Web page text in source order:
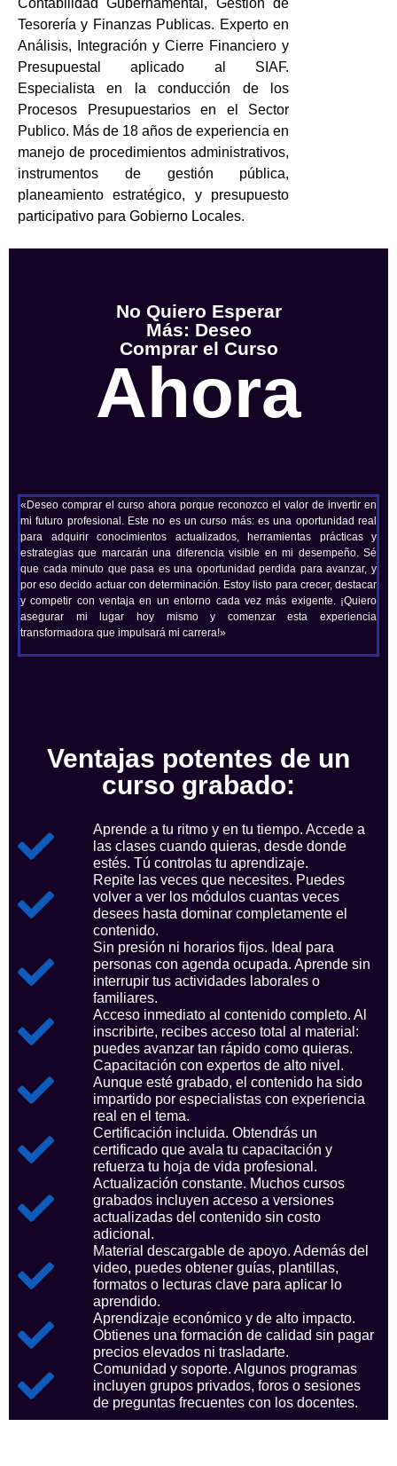
Tesorería y Finanzas Publicas. Experto en
Análisis, Integración y Cierre Financiero y
Presupuestal aplicado al SIAF.
Especialista en la conducción de los
Procesos Presupuestarios en el Sector
Publico. Más de 18 años de experiencia en
manejo de procedimientos administrativos,
instrumentos de gestión pública,
planeamiento estratégico, y presupuesto
participativo para Gobierno Locales.
No Quiero Esperar
Más: Deseo
Comprar el Curso
Ahora
«Deseo comprar el curso ahora porque reconozco el valor de invertir en
mi futuro profesional. Este no es un curso más: es una oportunidad real
para adquirir conocimientos actualizados, herramientas prácticas y
estrategias que marcarán una diferencia visible en mi desempeño. Sé
que cada minuto que pasa es una oportunidad perdida para avanzar, y
por eso decido actuar con determinación. Estoy listo para crecer, destacar
y competir con ventaja en un entorno cada vez más exigente. ¡Quiero
asegurar mi lugar hoy mismo y comenzar esta experiencia
transformadora que impulsará mi carrera!»
Ventajas potentes de un
curso grabado:
Aprende a tu ritmo y en tu tiempo. Accede a
las clases cuando quieras, desde donde
estés. Tú controlas tu aprendizaje.
Repite las veces que necesites. Puedes
volver a ver los módulos cuantas veces
desees hasta dominar completamente el
contenido.
Sin presión ni horarios fijos. Ideal para
personas con agenda ocupada. Aprende sin
interrupir tus actividades laborales o
familiares.
Acceso inmediato al contenido completo. Al
inscribirte, recibes acceso total al material:
puedes avanzar tan rápido como quieras.
Capacitación con expertos de alto nivel.
Aunque esté grabado, el contenido ha sido
impartido por especialistas con experiencia
real en el tema.
Certificación incluida. Obtendrás un
certificado que avala tu capacitación y
refuerza tu hoja de vida profesional.
Actualización constante. Muchos cursos
grabados incluyen acceso a versiones
actualizadas del contenido sin costo
adicional.
Material descargable de apoyo. Además del
video, puedes obtener guías, plantillas,
formatos o lecturas clave para aplicar lo
aprendido.
Aprendizaje económico y de alto impacto.
Obtienes una formación de calidad sin pagar
precios elevados ni trasladarte.
Comunidad y soporte. Algunos programas
incluyen grupos privados, foros o sesiones
de preguntas frecuentes con los docentes.